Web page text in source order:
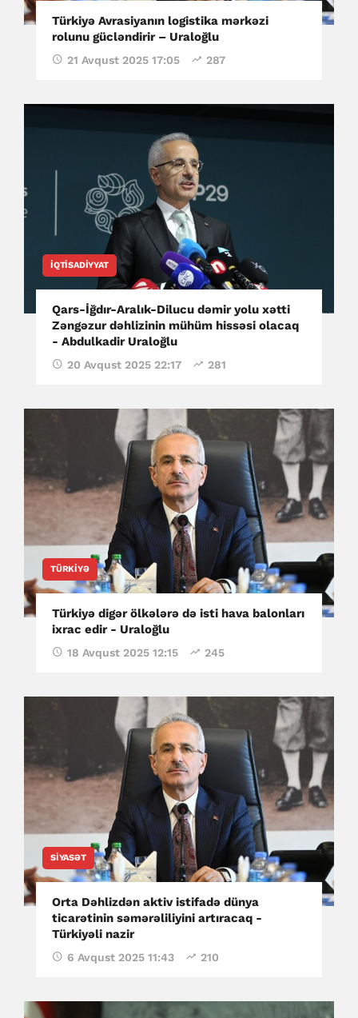
Türkiyə Avrasiyanın logistika mərkəzi
rolunu gücləndirir – Uraloğlu
21 Avqust 2025 17:05 287
İQTISADIYYAT
Qars-İğdır-Aralık-Dilucu dəmir yolu xətti
Zəngəzur dəhlizinin mühüm hissəsi olacaq
- Abdulkadir Uraloğlu
20 Avqust 2025 22:17 281
TÜRKIYƏ
Türkiyə digər ölkələrə də isti hava balonları
ixrac edir - Uraloğlu
18 Avqust 2025 12:15 245
SIYASƏT
Orta Dəhlizdən aktiv istifadə dünya
ticarətinin səmərəliliyini artıracaq -
Türkiyəli nazir
6 Avqust 2025 11:43 210